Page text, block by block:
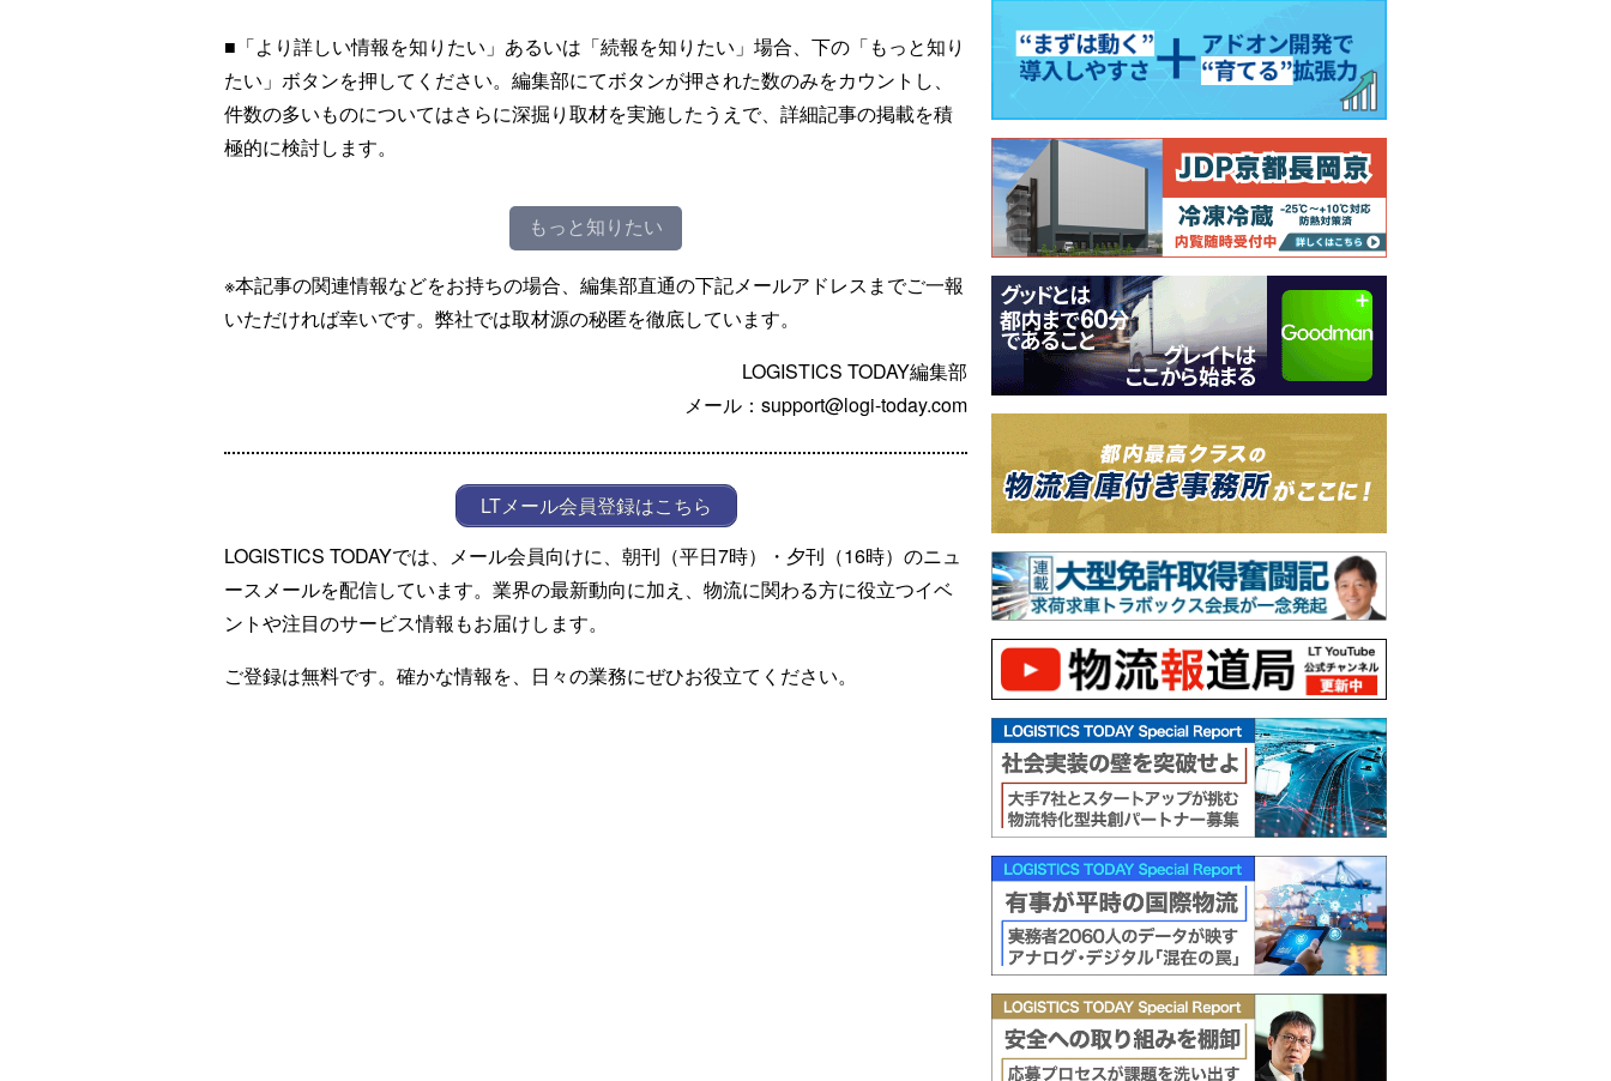
■「より詳しい情報を知りたい」あるいは「続報を知りたい」場合、下の「もっと知り
たい」ボタンを押してください。編集部にてボタンが押された数のみをカウントし、
件数の多いものについてはさらに深掘り取材を実施したうえで、詳細記事の掲載を積
極的に検討します。
もっと知りたい
※本記事の関連情報などをお持ちの場合、編集部直通の下記メールアドレスまでご一報
いただければ幸いです。弊社では取材源の秘匿を徹底しています。
LOGISTICS TODAY編集部
メール：support@logi-today.com
LTメール会員登録はこちら
LOGISTICS TODAYでは、メール会員向けに、朝刊（平日7時）・夕刊（16時）のニュ
ースメールを配信しています。業界の最新動向に加え、物流に関わる方に役立つイベ
ントや注目のサービス情報もお届けします。
ご登録は無料です。確かな情報を、日々の業務にぜひお役立てください。